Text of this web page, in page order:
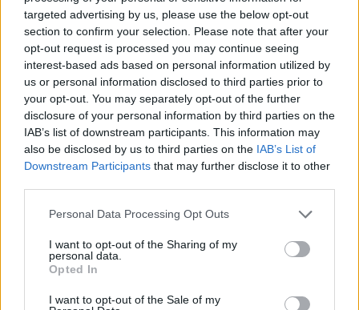
targeted advertising by us, please use the below opt-out
section to confirm your selection. Please note that after your
opt-out request is processed you may continue seeing
interest-based ads based on personal information utilized by
us or personal information disclosed to third parties prior to
your opt-out. You may separately opt-out of the further
disclosure of your personal information by third parties on the
IAB’s list of downstream participants. This information may
also be disclosed by us to third parties on the IAB’s List of
Downstream Participants that may further disclose it to other
Personal Data Processing Opt Outs
I want to opt-out of the Sharing of my
personal data.
Opted In
I want to opt-out of the Sale of my
A távolság feladat elé állít a
párkapcsolatban